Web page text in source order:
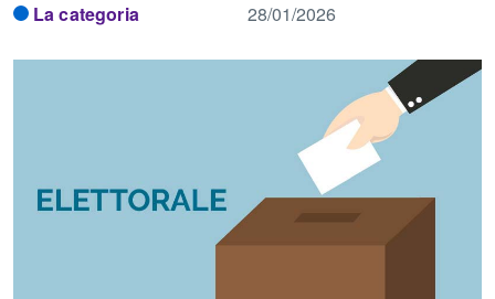
La categoria 28/01/2026